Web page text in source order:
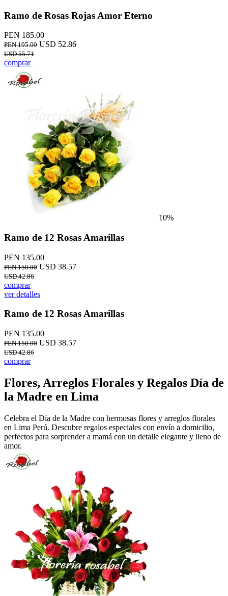
Ramo de Rosas Rojas Amor Eterno
PEN 185.00
PEN 195.00 USD 52.86
USD 55.71
comprar
10%
Ramo de 12 Rosas Amarillas
PEN 135.00
PEN 150.00 USD 38.57
USD 42.86
comprar
ver detalles
Ramo de 12 Rosas Amarillas
PEN 135.00
PEN 150.00 USD 38.57
USD 42.86
comprar
Flores, Arreglos Florales y Regalos Día de
la Madre en Lima
Celebra el Día de la Madre con hermosas flores y arreglos florales
en Lima Perú. Descubre regalos especiales con envío a domicilio,
perfectos para sorprender a mamá con un detalle elegante y lleno de
amor.